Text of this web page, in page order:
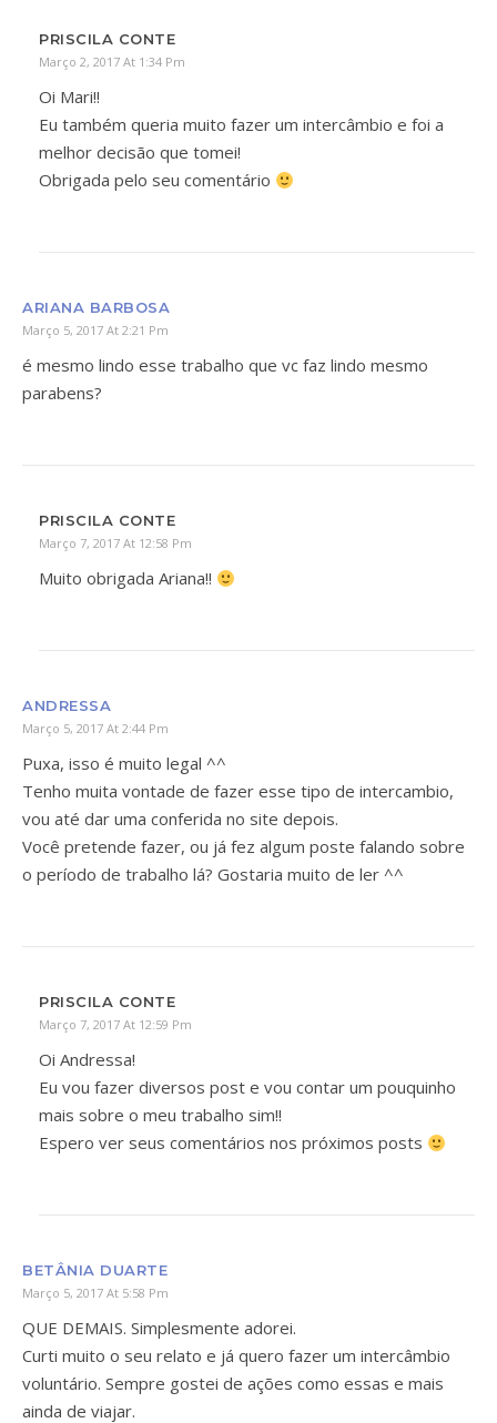
PRISCILA CONTE
Março 2, 2017 At 1:34 Pm
Oi Mari!!
Eu também queria muito fazer um intercâmbio e foi a
melhor decisão que tomei!
Obrigada pelo seu comentário
ARIANA BARBOSA
Março 5, 2017 At 2:21 Pm
é mesmo lindo esse trabalho que vc faz lindo mesmo
parabens?
PRISCILA CONTE
Março 7, 2017 At 12:58 Pm
Muito obrigada Ariana!!
ANDRESSA
Março 5, 2017 At 2:44 Pm
Puxa, isso é muito legal ^^
Tenho muita vontade de fazer esse tipo de intercambio,
vou até dar uma conferida no site depois.
Você pretende fazer, ou já fez algum poste falando sobre
o período de trabalho lá? Gostaria muito de ler ^^
PRISCILA CONTE
Março 7, 2017 At 12:59 Pm
Oi Andressa!
Eu vou fazer diversos post e vou contar um pouquinho
mais sobre o meu trabalho sim!!
Espero ver seus comentários nos próximos posts
BETÂNIA DUARTE
Março 5, 2017 At 5:58 Pm
QUE DEMAIS. Simplesmente adorei.
Curti muito o seu relato e já quero fazer um intercâmbio
voluntário. Sempre gostei de ações como essas e mais
ainda de viajar.